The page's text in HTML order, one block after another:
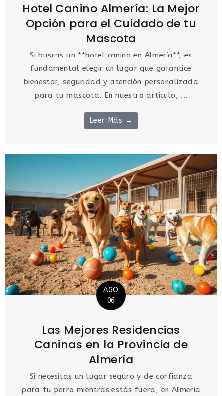
Hotel Canino Almería: La Mejor
Opción para el Cuidado de tu
Mascota
Si buscas un **hotel canino en Almería**, es
fundamental elegir un lugar que garantice
bienestar, seguridad y atención personalizada
para tu mascota. En nuestro artículo, ...
Leer Más →
AGO
06
Las Mejores Residencias
Caninas en la Provincia de
Almería
Si necesitas un lugar seguro y de confianza
para tu perro mientras estás fuera, en Almería